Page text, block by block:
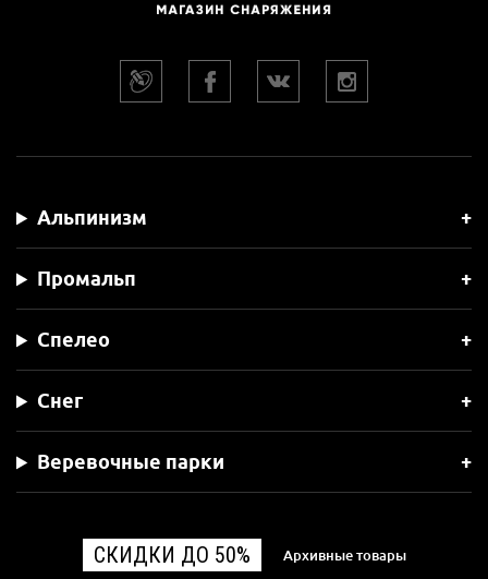
Альпинизм
Промальп
Спелео
Снег
Веревочные парки
СКИДКИ ДО 50% Архивные товары